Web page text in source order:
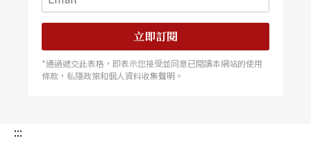
風格便成了他不變的創作基調，並且活躍於國際舞
台，經常在一些著名的爵士音樂節當中受邀演出。
山下洋輔的鋼琴獨奏具有強烈的個人風格，從觸鍵
濃厚的旋律張力；他有時突然間把速度加快，瞬間
立即訂閱
*通過遞交此表格，即表示您接受並同意已閱讀本網站的使用
條款，私隱政策和個人資料收集聲明。
:::